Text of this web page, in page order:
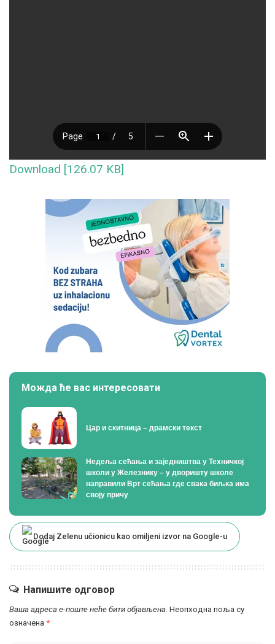
Download [126.07 KB]
Можда ће вас интересовати
Цар и скитница – драмски текст
Недеља сећања и заједништва у Техничкој
школи у Железнику – у дворишту школе
направили Врт сећања где свака биљка има
своју причу
Dodaj Zelenu učionicu kao omiljeni izvor na Google-u
Напишите одговор
Ваша адреса е-поште неће бити објављена. Неопходна поља су
означена *